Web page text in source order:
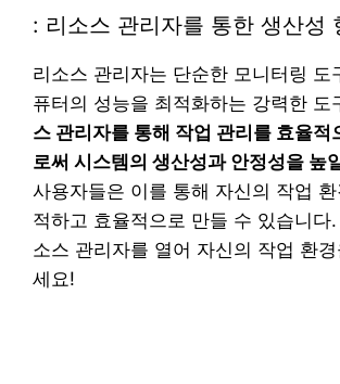
: 리소스 관리자를 통한 생산성
리소스 관리자는 단순한 모니터링 도
퓨터의 성능을 최적화하는 강력한 도
스 관리자를 통해 작업 관리를 효율적
로써 시스템의 생산성과 안정성을 높
사용자들은 이를 통해 자신의 작업
적하고 효율적으로 만들 수 있습니다
소스 관리자를 열어 자신의 작업 환
세요!